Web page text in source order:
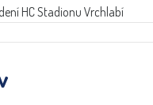
HC Stadionu Vrchlabí